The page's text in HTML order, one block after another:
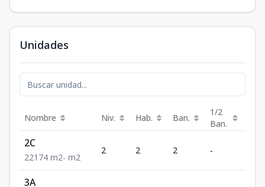
Unidades
Nombre Niv. Hab. Ban.
1/2
Ban.
2C
221 74 m2- m2
2 2 2 -
3A